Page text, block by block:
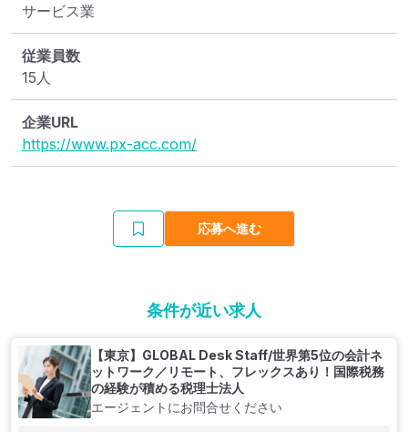
サービス業
従業員数
15人
企業URL
https://www.px-acc.com/
応募へ進む
条件が近い求人
【東京】GLOBAL Desk Staff/世界第5位の会計ネ
ットワーク／リモート、フレックスあり！国際税務
の経験が積める税理士法人
エージェントにお問合せください